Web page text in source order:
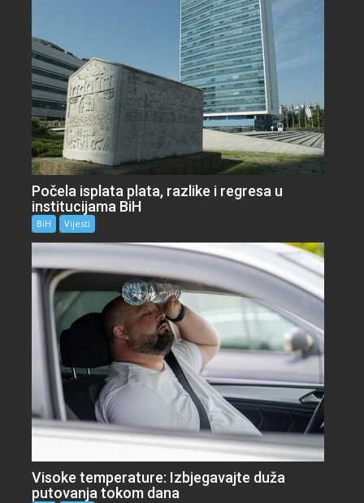
Počela isplata plata, razlike i regresa u
institucijama BiH
BiH Vijesti
Visoke temperature: Izbjegavajte duža
putovanja tokom dana